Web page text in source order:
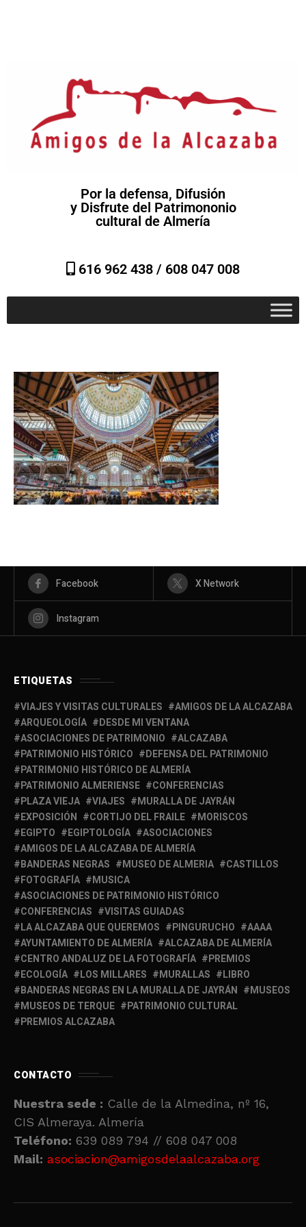
Por la defensa, Difusión
y Disfrute del Patrimononio
cultural de Almería
616 962 438 / 608 047 008
Facebook X Network
Instagram
ETIQUETAS
VIAJES Y VISITAS CULTURALES
AMIGOS DE LA ALCAZABA
ARQUEOLOGÍA
DESDE MI VENTANA
ASOCIACIONES DE PATRIMONIO
ALCAZABA
PATRIMONIO HISTÓRICO
DEFENSA DEL PATRIMONIO
PATRIMONIO HISTÓRICO DE ALMERÍA
PATRIMONIO ALMERIENSE
CONFERENCIAS
PLAZA VIEJA
VIAJES
MURALLA DE JAYRÁN
EXPOSICIÓN
CORTIJO DEL FRAILE
MORISCOS
EGIPTO
EGIPTOLOGÍA
ASOCIACIONES
AMIGOS DE LA ALCAZABA DE ALMERÍA
BANDERAS NEGRAS
MUSEO DE ALMERIA
CASTILLOS
FOTOGRAFÍA
MUSICA
ASOCIACIONES DE PATRIMONIO HISTÓRICO
CONFERENCIAS
VISITAS GUIADAS
LA ALCAZABA QUE QUEREMOS
PINGURUCHO
AAAA
AYUNTAMIENTO DE ALMERÍA
ALCAZABA DE ALMERÍA
CENTRO ANDALUZ DE LA FOTOGRAFÍA
PREMIOS
ECOLOGÍA
LOS MILLARES MURALLAS
LIBRO
BANDERAS NEGRAS EN LA MURALLA DE JAYRÁN
MUSEOS
MUSEOS DE TERQUE
PATRIMONIO CULTURAL
PREMIOS ALCAZABA
CONTACTO
Nuestra sede : Calle de la Almedina, nº 16,
CIS Almeraya. Almería
Teléfono: 639 089 794 // 608 047 008
Mail: asociacion@amigosdelaalcazaba.org